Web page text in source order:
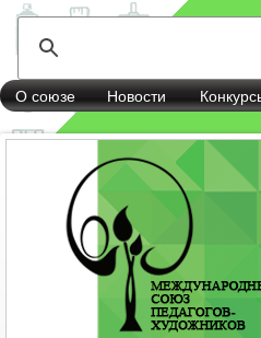
О союзе Новости